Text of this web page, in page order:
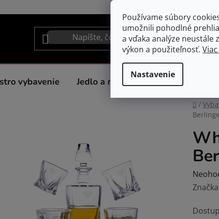
Používame súbory
umožnili pohodlné
a vďaka analýze neustále
výkon a použiteľnosť.
Nastavenie
vybavenie Jedlo a nápoje Spotrebiče do
Domov
/
je